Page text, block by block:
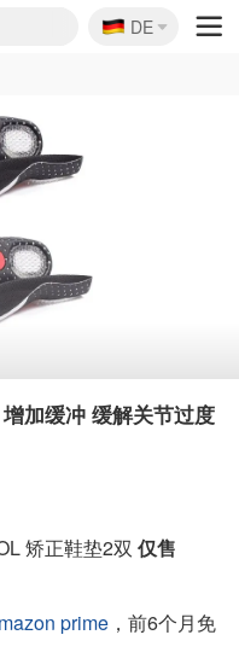
促折
折
🇩🇪
DE
加缓冲 缓解关节过度
矫正鞋垫2双 仅售
prime ，前6个月免